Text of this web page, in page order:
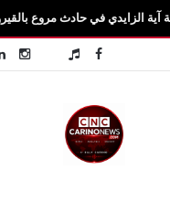
مروع بالقيروان فاجعة تهزّ
آخر الأخبار والفيديوهات
بأول.